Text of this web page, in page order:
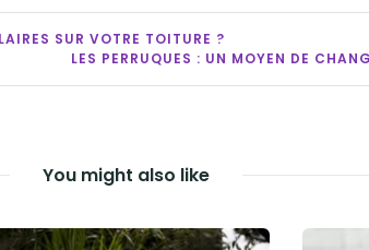
SUR VOTRE TOITURE ?
LES PERRUQUES : UN MOYEN DE
You might also like